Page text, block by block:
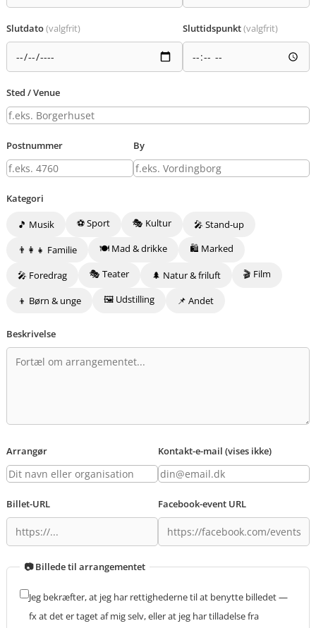
Slutdato(valgfrit) Sluttidspunkt(valgfrit)
Sted / Venue
Postnummer By
Kategori
🎵 Musik ⚽ Sport 🎭 Kultur
🎤 Stand-up
👨‍👩‍👧 Familie
🍽️ Mad & drikke 🛍️ Marked
🎤 Foredrag 🎭 Teater 🌲 Natur & friluft 🎬 Film
👦 Børn & unge 🖼️ Udstilling 📌 Andet
Beskrivelse
Arrangør Kontakt-e-mail (vises ikke)
Billet-URL Facebook-event URL
📷 Billede til arrangementet
Jeg bekræfter, at jeg har rettighederne til at benytte billedet —
fx at det er taget af mig selv, eller at jeg har tilladelse fra